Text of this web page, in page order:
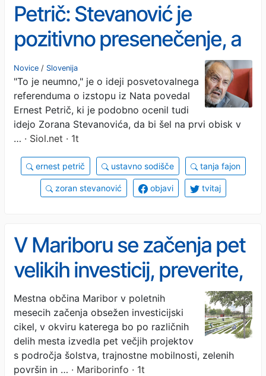
Petrič: Stevanović je
pozitivno presenečenje, a
to je pa neumno
Novice / Slovenija
"To je neumno," je o ideji posvetovalnega
referenduma o izstopu iz Nata povedal
Ernest Petrič, ki je podobno ocenil tudi
idejo Zorana Stevanovića, da bi šel na prvi obisk v
… · Siol.net · 1t
ernest petrič ustavno sodišče tanja fajon
zoran stevanović objavi tvitaj
V Mariboru se začenja pet
velikih investicij, preverite,
kaj vse bodo uredili
Mestna občina Maribor v poletnih
mesecih začenja obsežen investicijski
cikel, v okviru katerega bo po različnih
delih mesta izvedla pet večjih projektov
s področja šolstva, trajnostne mobilnosti, zelenih
površin in … · Mariborinfo · 1t